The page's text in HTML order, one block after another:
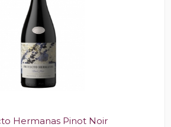
Hermanas Pinot Noir